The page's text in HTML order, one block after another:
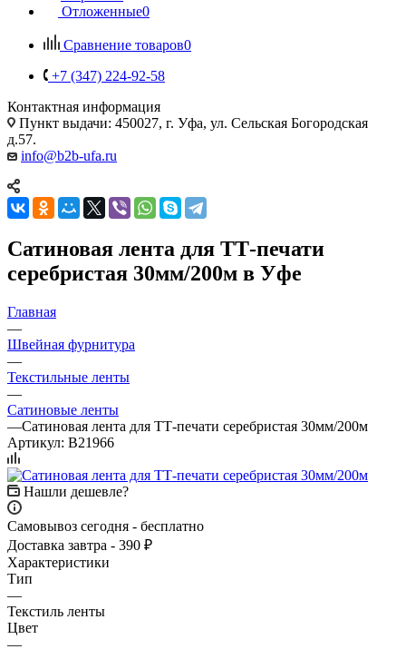
Отложенные0
Сравнение товаров0
+7 (347) 224-92-58
Контактная информация
Пункт выдачи: 450027, г. Уфа, ул. Сельская Богородская
д.57.
info@b2b-ufa.ru
Сатиновая лента для ТТ-печати
серебристая 30мм/200м в Уфе
Главная
—
Швейная фурнитура
—
Текстильные ленты
—
Сатиновые ленты
—Сатиновая лента для ТТ-печати серебристая 30мм/200м
Артикул: B21966
Нашли дешевле?
Самовывоз сегодня - бесплатно
Доставка завтра - 390 ₽
Характеристики
Тип
—
Текстиль ленты
Цвет
—